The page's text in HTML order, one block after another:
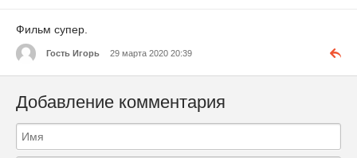
Фильм супер.
Гость Игорь 29 марта 2020 20:39
Добавление комментария